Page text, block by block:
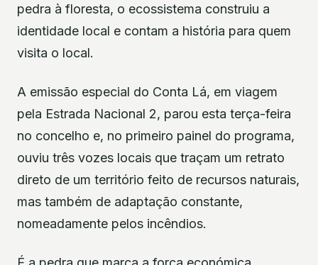
pedra à floresta, o ecossistema construiu a
identidade local e contam a história para quem
visita o local.
A emissão especial do Conta Lá, em viagem
pela Estrada Nacional 2, parou esta terça-feira
no concelho e, no primeiro painel do programa,
ouviu três vozes locais que traçam um retrato
direto de um território feito de recursos naturais,
mas também de adaptação constante,
nomeadamente pelos incêndios.